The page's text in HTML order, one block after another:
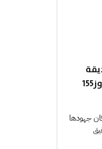
أكثر من 8100 حديقة
ومنتزه وساحة بلدية بمساحة تتجاوز155
جهودها
2030 وتحقيق